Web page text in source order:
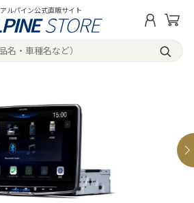
アルパイン公式直販サイト